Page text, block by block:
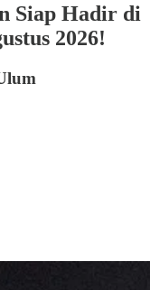
Siap Hadir di
2026!